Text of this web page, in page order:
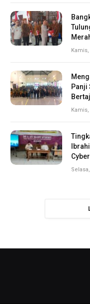
Kamis,
Panji
Kamis,